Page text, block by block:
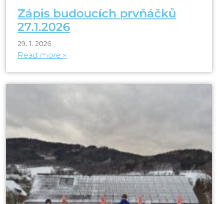
Zápis budoucích prvňáčků
27.1.2026
29. 1. 2026
Read more »